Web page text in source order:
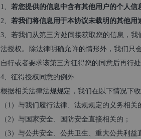
1、 若您提供的信息中含有其他用户的个人
2、 若我们将信息用于本协议未载明的其他
3、若我们从第三方处间接获取您的信息，
法授权。除法律明确允许的情形外，我们只
自行或者要求该第三方征得您的同意后再行
4、征得授权同意的例外
根据相关法律法规规定，我们在以下情况下
（1）与我们履行法律、法规规定的义务相关
（2）与国家安全、国防安全直接相关的；
（3）与公共安全、公共卫生、重大公共利益